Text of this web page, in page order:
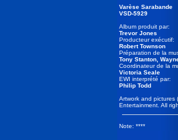
Varèse Sarabande
VSD-5929
Album produit par:
Trevor Jones
Producteur exécutif:
Robert Townson
Préparation de la
Tony Stanton,
Coordinateur de la
Victoria Seale
EWI interprété par:
Philip Todd
Artwork and pictures
Entertainment. All
Note: ****